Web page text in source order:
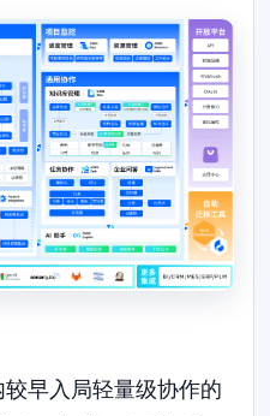
早入局轻量级协作的